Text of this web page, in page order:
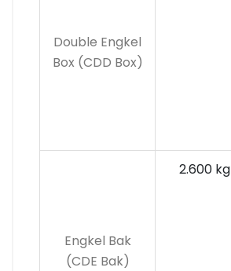
Double Engkel
Box (CDD Box)
Engkel Bak
(CDE Bak)
2.600 kg